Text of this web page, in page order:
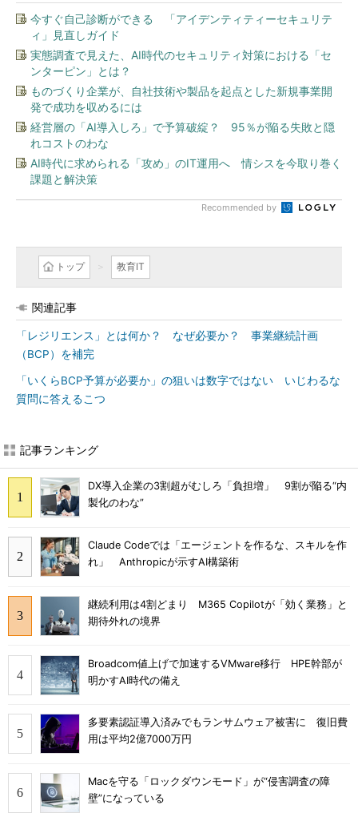
今すぐ自己診断ができる 「アイデンティティーセキュリテ
ィ」見直しガイド
実態調査で見えた、AI時代のセキュリティ対策における「セ
ンターピン」とは？
ものづくり企業が、自社技術や製品を起点とした新規事業開
発で成功を収めるには
経営層の「AI導入しろ」で予算破綻？ 95％が陥る失敗と隠
れコストのわな
AI時代に求められる「攻め」のIT運用へ 情シスを今取り巻く
課題と解決策
Recommended by
トップ 教育IT
関連記事
「レジリエンス」とは何か？ なぜ必要か？ 事業継続計画
（BCP）を補完
「いくらBCP予算が必要か」の狙いは数字ではない いじわるな
質問に答えるこつ
記事ランキング
DX導入企業の3割超がむしろ「負担増」 9割が陥る“内
製化のわな”
Claude Codeでは「エージェントを作るな、スキルを作
れ」 Anthropicが示すAI構築術
継続利用は4割どまり M365 Copilotが「効く業務」と
期待外れの境界
Broadcom値上げで加速するVMware移行 HPE幹部が
明かすAI時代の備え
多要素認証導入済みでもランサムウェア被害に 復旧費
用は平均2億7000万円
Macを守る「ロックダウンモード」が“侵害調査の障
壁”になっている